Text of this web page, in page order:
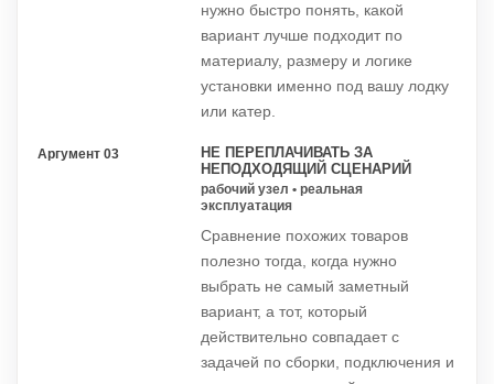
нужно быстро понять, какой
вариант лучше подходит по
материалу, размеру и логике
установки именно под вашу лодку
или катер.
Аргумент 03
НЕ ПЕРЕПЛАЧИВАТЬ ЗА
НЕПОДХОДЯЩИЙ СЦЕНАРИЙ
рабочий узел • реальная
эксплуатация
Сравнение похожих товаров
полезно тогда, когда нужно
выбрать не самый заметный
вариант, а тот, который
действительно совпадает с
задачей по сборки, подключения и